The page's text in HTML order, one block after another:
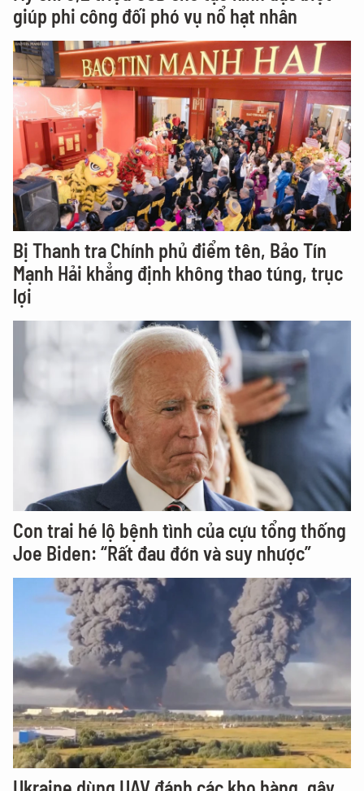
giúp phi công đối phó vụ nổ hạt nhân
Bị Thanh tra Chính phủ điểm tên, Bảo Tín
Mạnh Hải khẳng định không thao túng, trục
lợi
Con trai hé lộ bệnh tình của cựu tổng thống
Joe Biden: “Rất đau đớn và suy nhược”